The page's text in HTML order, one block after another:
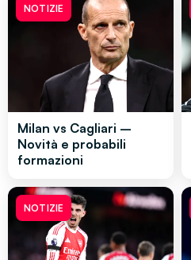
NOTIZIE
Milan vs Cagliari –
Novità e probabili
formazioni
NOTIZIE